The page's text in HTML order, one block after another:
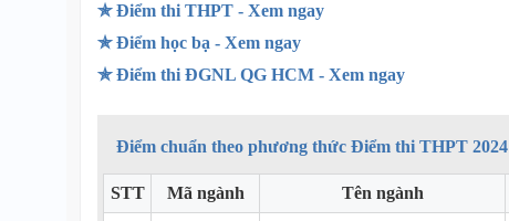
✯ Điểm thi THPT - Xem ngay
✯ Điểm học bạ - Xem ngay
✯ Điểm thi ĐGNL QG HCM - Xem ngay
Điểm chuẩn theo phương thức Điểm thi THPT 2024
STT Mã ngành Tên ngành